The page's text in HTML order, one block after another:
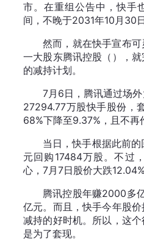
市。在重组公告中，快手
间，不晚于2031年10月30日
然而，就在快手宣布
一大股东腾讯控股（），
的减持计划。
7月6日，腾讯通过场
27294.77万股快手股份，
68%下降至9.37%，且不再
当日，快手根据此前
元回购17484万股。不过
心，7月7日股价大跌12.04%
腾讯控股年赚2000多
亿元。而且，快手今年股
减持的好时机。所以，这
是为了套现。